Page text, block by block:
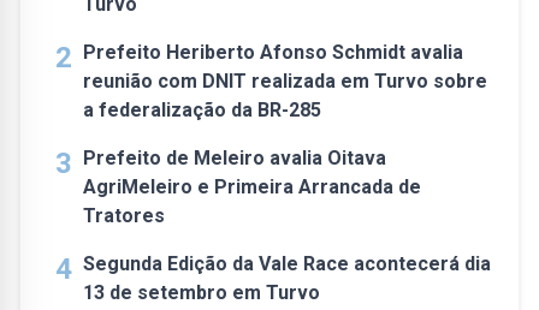
2 Prefeito Heriberto Afonso Schmidt avalia
reunião com DNIT realizada em Turvo sobre
a federalização da BR-285
3 Prefeito de Meleiro avalia Oitava
AgriMeleiro e Primeira Arrancada de
Tratores
4 Segunda Edição da Vale Race acontecerá dia
13 de setembro em Turvo